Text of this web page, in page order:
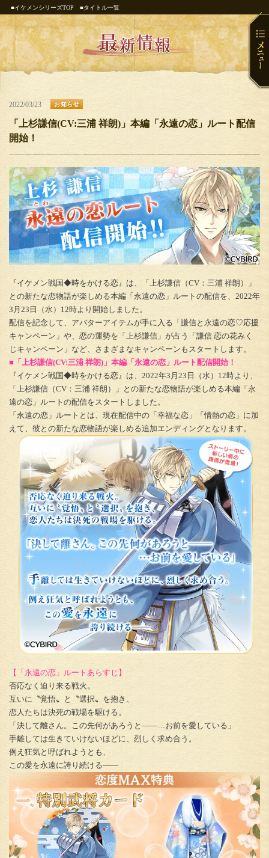
■イケメンシリーズTOP ■タイトル一覧
2022/03/23 お知らせ
「上杉謙信(CV:三浦 祥朗)」本編「永遠の恋」ルート配信
開始！
『イケメン戦国◆時をかける恋』は、「上杉謙信（CV：三浦 祥朗）」
との新たな恋物語が楽しめる本編「永遠の恋」ルートの配信を、2022年
3月23日（水）12時より開始しました。
配信を記念して、アバターアイテムが手に入る「謙信と永遠の恋♡応援
キャンペーン」や、恋の運勢を「上杉謙信」が占う「謙信 恋の花みく
じキャンペーン」など、さまざまなキャンペーンもスタートします。
■「上杉謙信(CV:三浦 祥朗)」本編「永遠の恋」ルート配信開始！
『イケメン戦国◆時をかける恋』は、2022年3月23日（水）12時より、
「上杉謙信（CV：三浦 祥朗）」との新たな恋物語が楽しめる本編「永
遠の恋」ルートの配信をスタートしました。
「永遠の恋」ルートとは、現在配信中の「幸福な恋」「情熱の恋」に加
えて、彼との新たな恋物語が楽しめる追加エンディングとなります。
【「永遠の恋」ルートあらすじ】
否応なく迫り来る戦火。
互いに〝覚悟〟と〝選択〟を抱き、
恋人たちは決死の戦場を駆ける。
「決して離さん。この先何があろうと――…お前を愛している」
手離しては生きていけないほどに、烈しく求め合う。
例え狂気と呼ばれようとも、
この愛を永遠に誇り続ける――